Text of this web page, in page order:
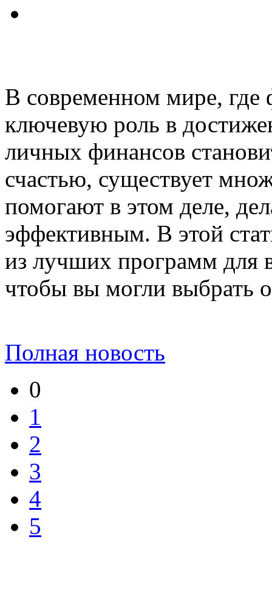
В современном мире, где
ключевую роль в
личных финансов
счастью, существует
помогают в этом деле,
эффективным. В этой
из лучших программ для
чтобы вы могли выбрать
Полная новость
0
1
2
3
4
5